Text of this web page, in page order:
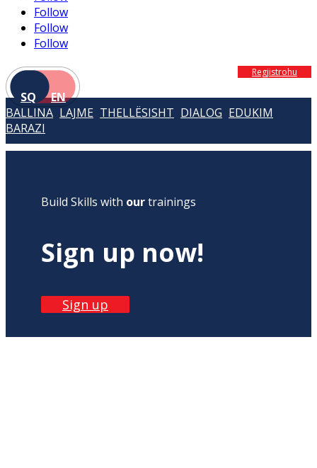
Follow
Follow
Follow
SQ EN
Regjistrohu
BALLINA LAJME THELLËSISHT DIALOG EDUKIM
BARAZI
Build Skills with ourtrainings
Sign up now!
Sign up